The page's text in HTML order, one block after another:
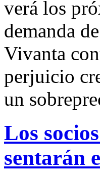
verá los
demanda
Vivanta
perjuicio
un
Los
sentarán